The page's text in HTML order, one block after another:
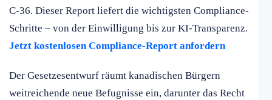
C-36. Dieser Report liefert die wichtigsten Compliance-
Schritte – von der Einwilligung bis zur KI-Transparenz.
Jetzt kostenlosen Compliance-Report anfordern
Der Gesetzesentwurf räumt kanadischen Bürgern
weitreichende neue Befugnisse ein, darunter das Recht